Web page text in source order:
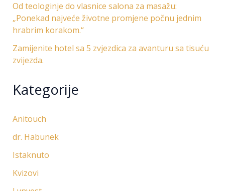
Od teologinje do vlasnice salona za masažu:
„Ponekad najveće životne promjene počnu jednim
hrabrim korakom.“
Zamijenite hotel sa 5 zvjezdica za avanturu sa tisuću
zvijezda.
Kategorije
Anitouch
dr. Habunek
Istaknuto
Kvizovi